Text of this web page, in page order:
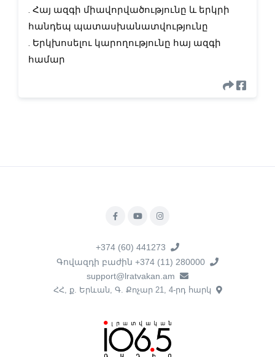
. Հայ ազգի միավորվածությունը և երկրի
հանդեպ պատասխանատվությունը
. Երկխոսելու կարողությունը հայ ազգի
համար
+374 (60) 441273
Գովազդի բաժին +374 (11) 280000
support@lratvakan.am
ՀՀ, ք. Երևան, Գ. Քոչար 21, 4-րդ հարկ